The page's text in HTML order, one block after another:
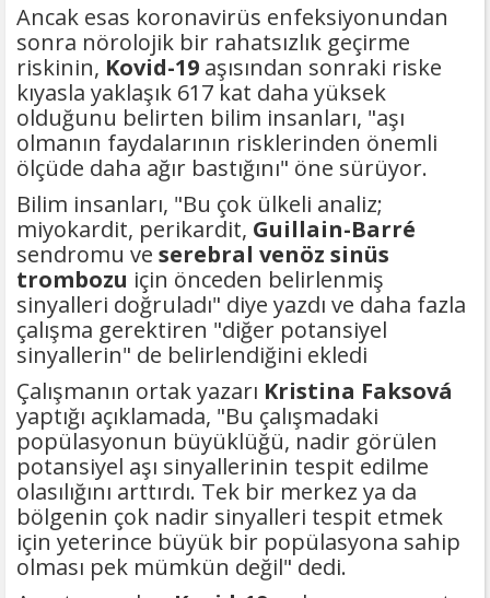
Ancak esas koronavirüs enfeksiyonundan
sonra nörolojik bir rahatsızlık geçirme
riskinin, Kovid-19 aşısından sonraki riske
kıyasla yaklaşık 617 kat daha yüksek
olduğunu belirten bilim insanları, "aşı
olmanın faydalarının risklerinden önemli
ölçüde daha ağır bastığını" öne sürüyor.
Bilim insanları, "Bu çok ülkeli analiz;
miyokardit, perikardit, Guillain-Barré
sendromu ve serebral venöz sinüs
trombozu için önceden belirlenmiş
sinyalleri doğruladı" diye yazdı ve daha fazla
çalışma gerektiren "diğer potansiyel
sinyallerin" de belirlendiğini ekledi
Çalışmanın ortak yazarı Kristina Faksová
yaptığı açıklamada, "Bu çalışmadaki
popülasyonun büyüklüğü, nadir görülen
potansiyel aşı sinyallerinin tespit edilme
olasılığını arttırdı. Tek bir merkez ya da
bölgenin çok nadir sinyalleri tespit etmek
için yeterince büyük bir popülasyona sahip
olması pek mümkün değil" dedi.